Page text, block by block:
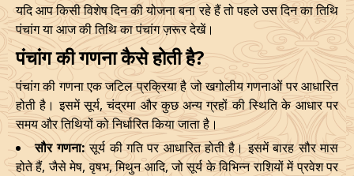
20/12/2026 09:12 Swarglok 20/12/2026
23/12/2026 10:48 Swarglok 23/12/2026
26/12/2026 09:45 Mrityulok 26/12/2026
29/12/2026 13:25
Mrityulok
-Patallok
30/12/2026
यदि आप किसी विशेष दिन की योजना बना रहे हैं तो पहले उस दिन का तिथि
पंचांग या आज की तिथि का पंचांग ज़रूर देखें।
पंचांग की गणना कैसे होती है?
पंचांग की गणना एक जटिल प्रक्रिया है जो खगोलीय गणनाओं पर आधारित
होती है। इसमें सूर्य, चंद्रमा और कुछ अन्य ग्रहों की स्थिति के आधार पर
समय और तिथियों को निर्धारित किया जाता है।
सौर गणना:सूर्य की गति पर आधारित होती है। इसमें बारह सौर मास
होते हैं, जैसे मेष, वृषभ, मिथुन आदि, जो सूर्य के विभिन्न राशियों में प्रवेश पर